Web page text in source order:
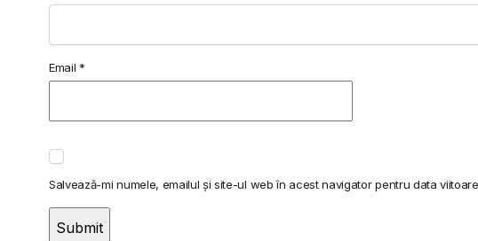
Email *
Salvează-mi numele, emailul și site-ul web în acest navigator pentru data